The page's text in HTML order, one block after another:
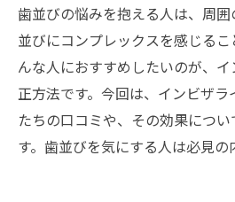
歯並びの悩みを抱える人は、周
並びにコンプレックスを感じる
んな人におすすめしたいのが、
正方法です。今回は、インビザ
たちの口コミや、その効果につ
す。歯並びを気にする人は必見の